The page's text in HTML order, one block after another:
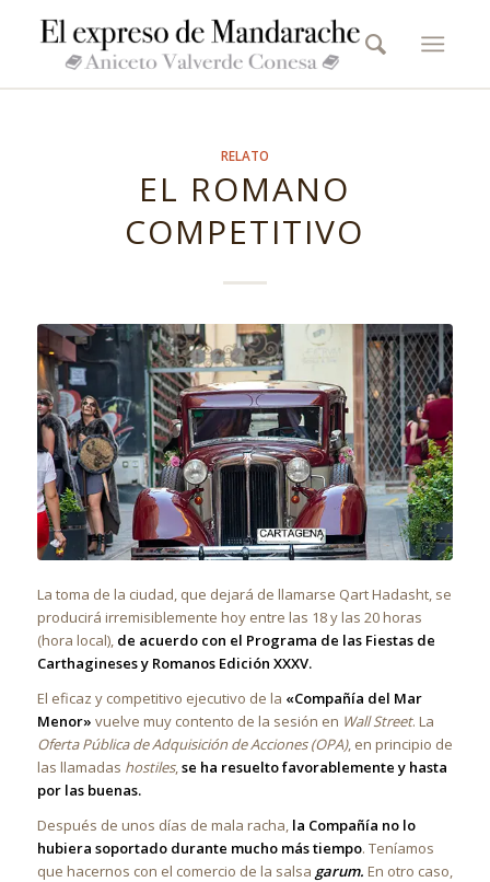
RELATO
EL ROMANO
COMPETITIVO
La toma de la ciudad, que dejará de llamarse Qart Hadasht, se
producirá irremisiblemente hoy entre las 18 y las 20 horas
(hora local), de acuerdo con el Programa de las Fiestas de
Carthagineses y Romanos Edición XXXV.
El eficaz y competitivo ejecutivo de la «Compañía del Mar
Menor» vuelve muy contento de la sesión en Wall Street. La
Oferta Pública de Adquisición de Acciones (OPA), en principio de
las llamadas hostiles,se ha resuelto favorablemente y hasta
por las buenas.
Después de unos días de mala racha, la Compañía no lo
hubiera soportado durante mucho más tiempo. Teníamos
que hacernos con el comercio de la salsa garum. En otro caso,